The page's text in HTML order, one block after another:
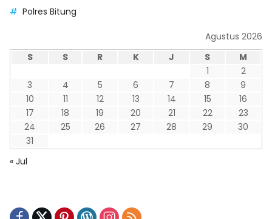
Polres Bitung
Agustus 2026
S
S R K J S
M
1
2
3
4 5 6 7 8
9
10
11 12 13 14 15
16
17
18 19 20 21 22
23
24
25 26 27 28 29
30
31
« Jul